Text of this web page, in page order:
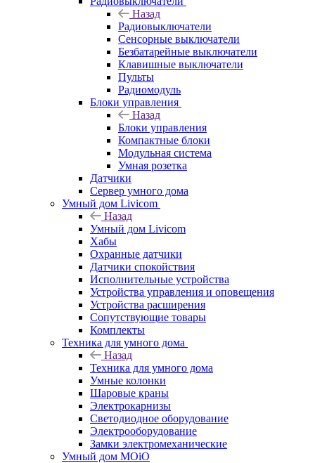
Назад
Радиовыключатели
Сенсорные выключатели
Безбатарейные выключатели
Клавишные выключатели
Пульты
Радиомодуль
Блоки управления
Назад
Блоки управления
Компактные блоки
Модульная система
Умная розетка
Датчики
Сервер умного дома
Умный дом Livicom
Назад
Умный дом Livicom
Хабы
Охранные датчики
Датчики спокойствия
Исполнительные устройства
Устройства управления и оповещения
Устройства расширения
Сопутствующие товары
Комплекты
Техника для умного дома
Назад
Техника для умного дома
Умные колонки
Шаровые краны
Электрокарнизы
Светодиодное оборудование
Электрооборудование
Замки электромеханические
Умный дом MOiO